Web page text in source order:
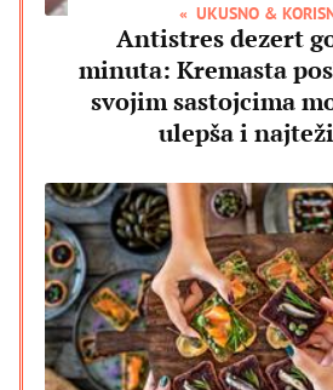
UKUSNO &
Antistres dezert
minuta: Kremasta
svojim sastojcima
ulepša i